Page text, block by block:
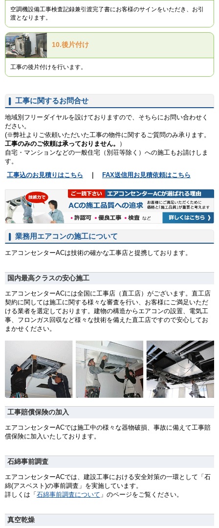
空調機設備工事検査記録兼引渡完了書にお客様のサインをいただき、お引
渡となります。
10.後片付け
工事の後片付けを行います。
工事に関するお問合せ
地域別フリーダイヤルを設けておりますので、そちらにお問い合わせく
ださい。
(※弊社よりご依頼いただいた工事の物件に関するご質問のみ承ります。
工事のみのご依頼は承っておりません。
）
自宅・マンションなどの一般住宅（別荘等除く）への施工もお請けしま
す。
工事込のお見積りはこちら ｜ FAX送信用お見積依頼はこちら
業務用エアコンの施工について
エアコンセンターACは技術の確かな工事店と提携しております。
国内最高クラスの安心施工
エアコンセンターACには全国に工事店（直工店）がございます。直工店
契約に関しては施工に関する様々な審査を行い、お客様にご満足いただ
ける業者を選定しております。建物の構造からエアコンの設置、電気工
事、フロンガス回収など様々な技術を備えた直工店ですので安心してお
まかせください。
工事賠償保険の加入
エアコンセンターACでは施工中の様々な器物破損、事故に備えて工事賠
償保険に加入いたしております。
石綿事前調査
エアコンセンターACでは、建設工事における安全対策の一環として「石
綿(アスベスト)の事前調査」を実施しています。
詳しくは「 石綿事前調査について 」のページをご覧ください。
真空乾燥